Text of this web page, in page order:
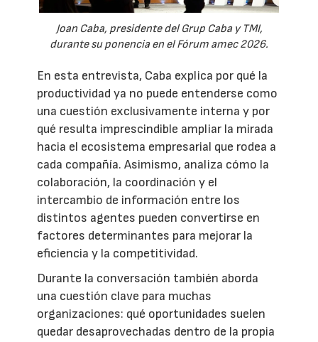
Joan Caba, presidente del Grup Caba y TMI,
durante su ponencia en el Fórum amec 2026.
En esta entrevista, Caba explica por qué la
productividad ya no puede entenderse como
una cuestión exclusivamente interna y por
qué resulta imprescindible ampliar la mirada
hacia el ecosistema empresarial que rodea a
cada compañía. Asimismo, analiza cómo la
colaboración, la coordinación y el
intercambio de información entre los
distintos agentes pueden convertirse en
factores determinantes para mejorar la
eficiencia y la competitividad.
Durante la conversación también aborda
una cuestión clave para muchas
organizaciones: qué oportunidades suelen
quedar desaprovechadas dentro de la propia